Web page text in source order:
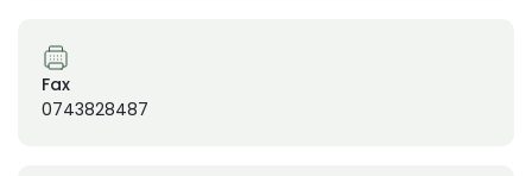
Fax
0743828487